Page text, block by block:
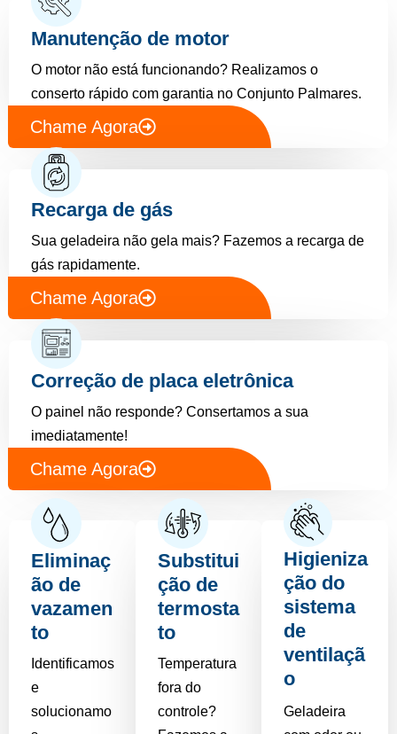
Manutenção de motor
O motor não está funcionando? Realizamos o
conserto rápido com garantia no Conjunto Palmares.
Chame Agora
Recarga de gás
Sua geladeira não gela mais? Fazemos a recarga de
gás rapidamente.
Chame Agora
Correção de placa eletrônica
O painel não responde? Consertamos a sua
imediatamente!
Chame Agora
Eliminaç
ão de
vazamen
to
Identificamos
e
solucionamo
Substitui
ção de
termosta
to
Temperatura
fora do
controle?
Higieniza
ção do
sistema
de
ventilaçã
o
Geladeira